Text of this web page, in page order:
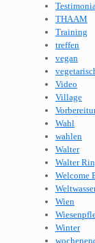
THAAM
Training
treffen
vegan
Video
Village
Wahl
wahlen
Walter
Walter
Welcome
Wien
Winter